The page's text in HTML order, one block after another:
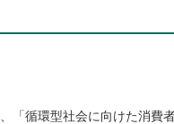
「循環型社会に向けた消費